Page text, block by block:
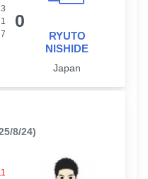
3
1
7
0
RYUTO
NISHIDE
Japan
8/24)